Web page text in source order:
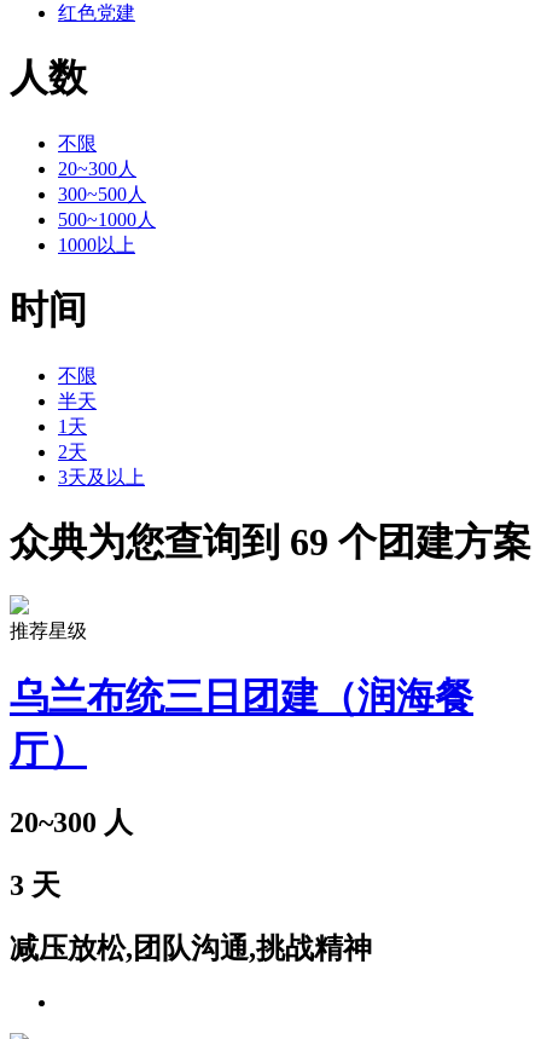
红色党建
人数
不限
20~300人
300~500人
500~1000人
1000以上
时间
不限
半天
1天
2天
3天及以上
众典为您查询到 69 个团建方案
推荐星级
乌兰布统三日团建（润海餐
厅）
20~300 人
3 天
减压放松,团队沟通,挑战精神